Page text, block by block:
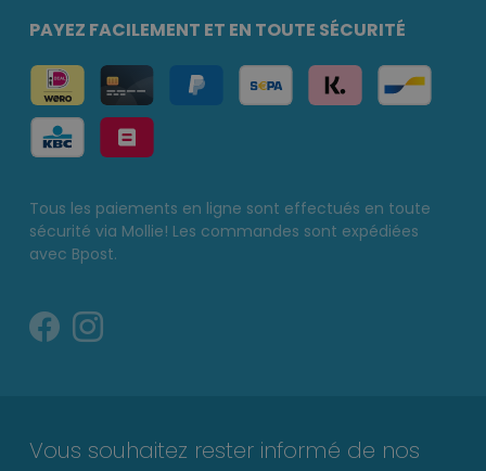
PAYEZ FACILEMENT ET EN TOUTE SÉCURITÉ
Tous les paiements en ligne sont effectués en toute
sécurité via Mollie! Les commandes sont expédiées
avec Bpost.
Vous souhaitez rester informé de nos